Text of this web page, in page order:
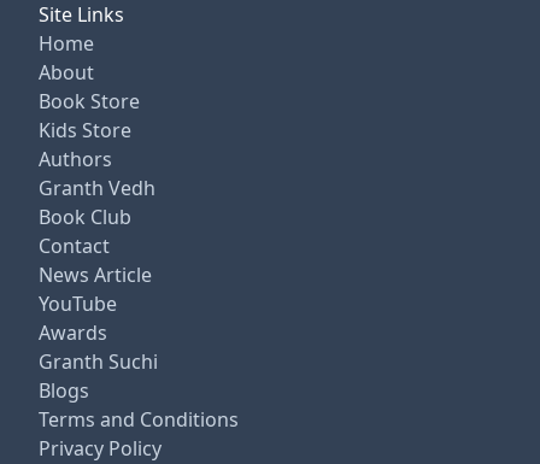
Site Links
Home
About
Book Store
Kids Store
Authors
Granth Vedh
Book Club
Contact
News Article
YouTube
Awards
Granth Suchi
Blogs
Terms and Conditions
Privacy Policy